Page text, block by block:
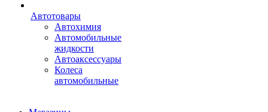
Автотовары
Автохимия
Автомобильные
жидкости
Автоаксессуары
Колеса
автомобильные